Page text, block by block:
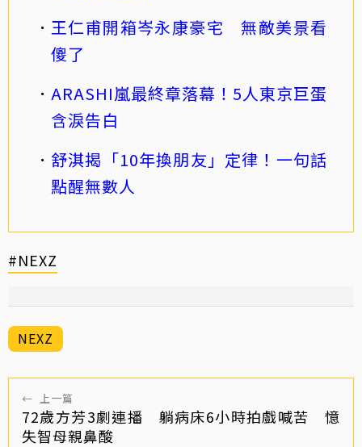
王仁甫開箱岑永康豪宅 無敵美景看
傻了
ARASHI嵐最終章落幕！5人東京巨蛋
含淚告白
舒淇揭「10年換朋友」定律！一句話
點醒無數人
#NEXZ
NEXZ
← 上一篇
72歲方芳3劇連播 躺病床6小時拍戲喊苦 憶
失智母親鼻酸